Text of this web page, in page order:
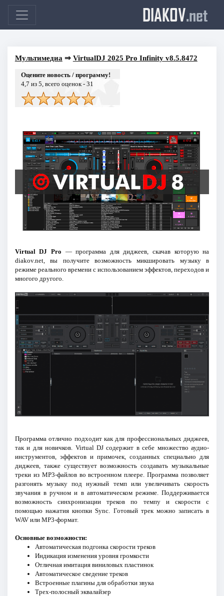
DIAKOV.net
Мультимедиа ⇒ VirtualDJ 2025 Pro Infinity v8.5.8472
Оцените новость / программу!
4,7 из 5, всего оценок - 31
Virtual DJ Pro — программа для диджеев, скачав которую на
diakov.net, вы получите возможность микшировать музыку в
режиме реального времени с использованием эффектов, переходов и
многого другого.
Программа отлично подходит как для профессиональных диджеев,
так и для новичков. Virtual DJ содержит в себе множество аудио-
инструментов, эффектов и примочек, созданных специально для
диджеев, также существует возможность создавать музыкальные
треки из MP3-файлов во встроенном плеере. Программа позволяет
разгонять музыку под нужный темп или увеличивать скорость
звучания в ручном и в автоматическом режиме. Поддерживается
возможность синхронизации треков по темпу и скорости с
помощью нажатия кнопки Sync. Готовый трек можно записать в
WAV или MP3-формат.
Основные возможности:
Автоматическая подгонка скорости треков
Индикация изменения уровня громкости
Отличная имитация виниловых пластинок
Автоматическое сведение треков
Встроенные плагины для обработки звука
Трех-полосный эквалайзер